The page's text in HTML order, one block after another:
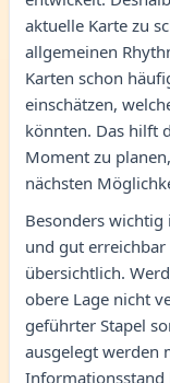
aktuelle Karte zu
allgemeinen
Karten schon
einschätzen,
könnten. Das hilft
Moment zu
nächsten
Besonders wichtig
und gut
übersichtlich.
obere Lage nicht
geführter Stapel
ausgelegt werden
Informationsstand